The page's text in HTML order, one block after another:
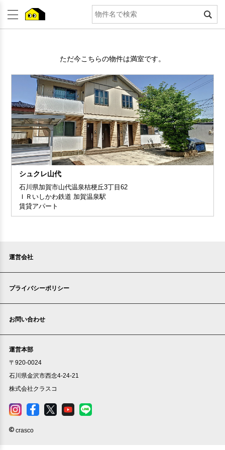
ただ今こちらの物件は満室です。
シュクレ山代
石川県加賀市山代温泉桔梗丘3丁目62
ＩＲいしかわ鉄道 加賀温泉駅
賃貸アパート
運営会社
プライバシーポリシー
お問い合わせ
運営本部
〒920-0024
石川県金沢市西念4-24-21
株式会社クラスコ
crasco